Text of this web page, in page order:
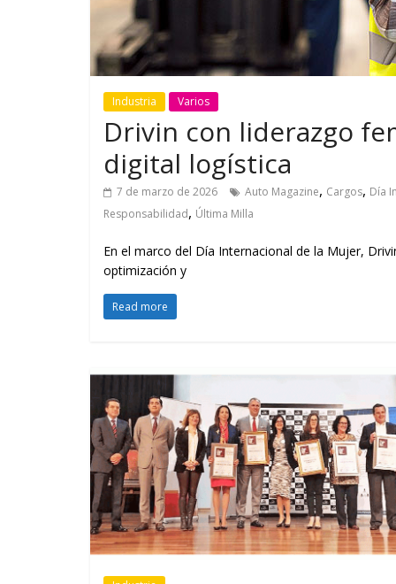
Industria Varios
Drivin con liderazgo
digital logística
7 de marzo de 2026 Auto Magazine, Cargos, Día
Responsabilidad, Última Milla
En el marco del Día Internacional de la Mujer,
optimización y
Read more